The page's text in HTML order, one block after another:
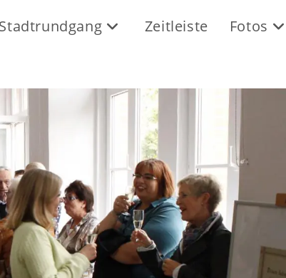
Zeitleiste Fotos